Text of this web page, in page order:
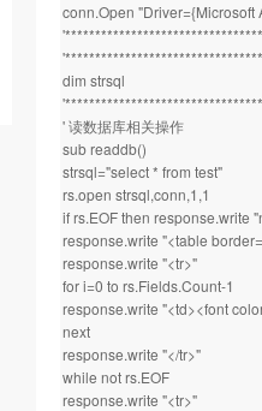
conn.Open "Driver={Microsoft
dim strsql
' 读数据库相关操作
sub readdb()
strsql="select * from test"
rs.open strsql,conn,1,1
if rs.EOF then response.write
response.write "<table
response.write "<tr>"
for i=0 to rs.Fields.Count-1
response.write "<td><font
next
response.write "</tr>"
while not rs.EOF
response.write "<tr>"